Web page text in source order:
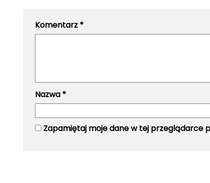
Komentarz *
Nazwa *
Zapamiętaj moje dane w tej przeglądarce